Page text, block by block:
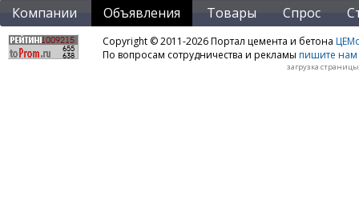
Компании Объявления Товары Спрос
Copyright © 2011-2026 Портал цемента и бетона
По вопросам сотрудничества и рекламы пишите нам
загрузка